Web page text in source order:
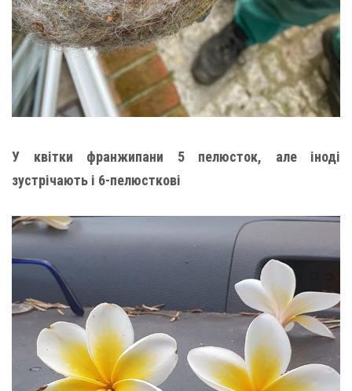
У квітки франжипани 5 пелюсток, але іноді
зустрічають і 6-пелюсткові